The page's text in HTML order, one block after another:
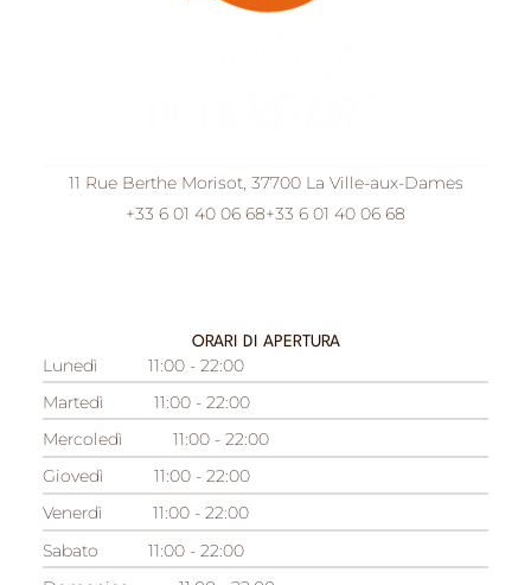
11 Rue Berthe Morisot, 37700 La Ville-aux-Dames
+33 6 01 40 06 68+33 6 01 40 06 68
ORARI DI APERTURA
Lunedì
11:00 - 22:00
Martedì
11:00 - 22:00
Mercoledì
11:00 - 22:00
Giovedì
11:00 - 22:00
Venerdì
11:00 - 22:00
Sabato
11:00 - 22:00